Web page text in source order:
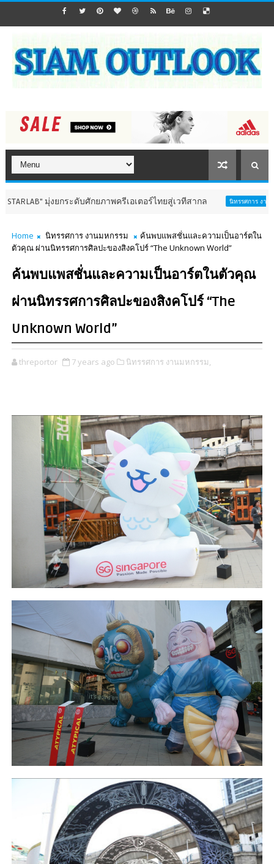
งยกระดับศักยภาพครีเอเตอร์ไทยสู่เวทีสากล นิทรรศการ งานมหกรรม อินฟอ
Home นิทรรศการ งานมหกรรม
ค้นพบแพสชั่นและความเป็นอาร์ตใน
ตัวคุณ ผ่านนิทรรศการศิลปะของสิงคโปร์ “The Unknown World”
ค้นพบแพสชั่นและความเป็นอาร์ตในตัวคุณ
ผ่านนิทรรศการศิลปะของสิงคโปร์ “The
Unknown World”
threportor 7 years ago นิทรรศการ งานมหกรรม,